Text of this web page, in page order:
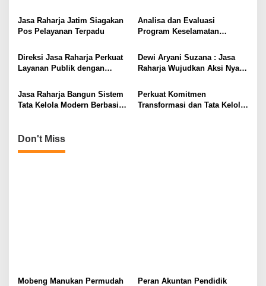
g
a
t
i
o
n
Kendaraan
Jasa Raharja Jatim Siagakan
Pos Pelayanan Terpadu
Analisa dan Evaluasi
Program Keselamatan
Direksi Jasa Raharja Perkuat
Layanan Publik dengan
Pembayaran Keuangan
Dewi Aryani Suzana : Jasa
Raharja Wujudkan Aksi Nyata
Keselamatan di NTB melalui
Program BETA
Jasa Raharja Bangun Sistem
Tata Kelola Modern Berbasis
Perkuat Komitmen
Transformasi dan Tata Kelola
Don't Miss
Mobeng Manukan Permudah
Peran Akuntan Pendidik